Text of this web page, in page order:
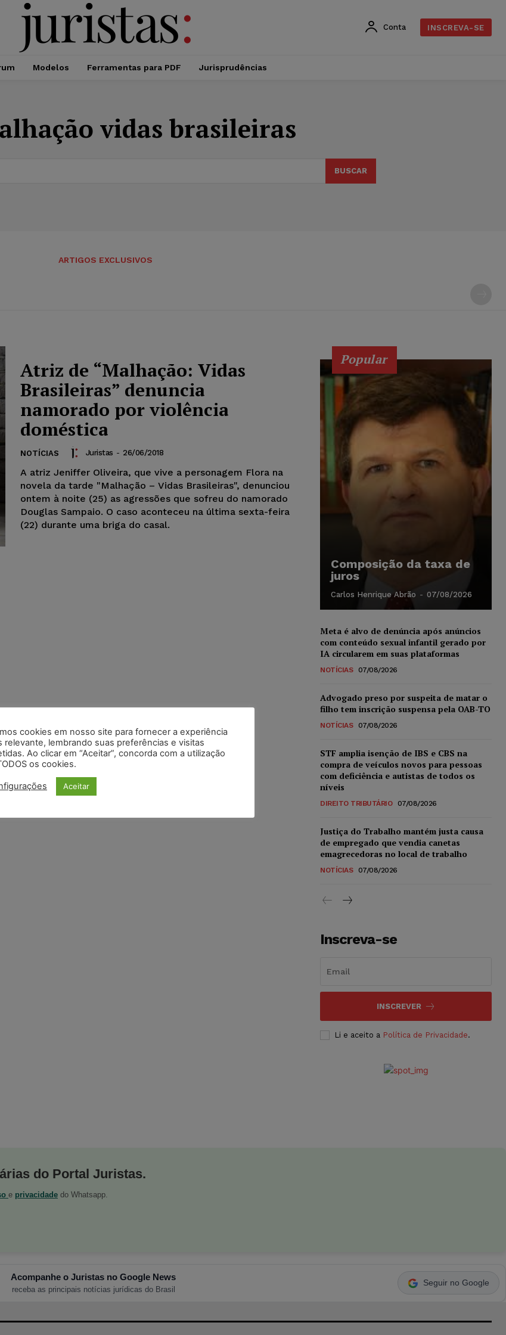
Conta INSCREVA-SE
Modelos Ferramentas para PDF Jurisprudências
vidas brasileiras
BUSCAR
ARTIGOS EXCLUSIVOS
Atriz de “Malhação: Vidas
Brasileiras” denuncia
namorado por violência
doméstica
NOTÍCIAS Juristas - 26/06/2018
A atriz Jeniffer Oliveira, que vive a personagem Flora na
novela da tarde "Malhação – Vidas Brasileiras", denunciou
ontem à noite (25) as agressões que sofreu do namorado
Douglas Sampaio. O caso aconteceu na última sexta-feira
(22) durante uma briga do casal.
Popular
Composição da taxa de
juros
Carlos Henrique Abrão - 07/08/2026
Meta é alvo de denúncia após anúncios
com conteúdo sexual infantil gerado por
IA circularem em suas plataformas
NOTÍCIAS 07/08/2026
Advogado preso por suspeita de matar o
filho tem inscrição suspensa pela OAB-TO
NOTÍCIAS 07/08/2026
STF amplia isenção de IBS e CBS na
compra de veículos novos para pessoas
com deficiência e autistas de todos os
níveis
DIREITO TRIBUTÁRIO 07/08/2026
Justiça do Trabalho mantém justa causa
de empregado que vendia canetas
emagrecedoras no local de trabalho
NOTÍCIAS 07/08/2026
Inscreva-se
INSCREVER
Li e aceito a Política de Privacidade.
do Portal Juristas.
e privacidade do Whatsapp.
Acompanhe o Juristas no Google News
receba as principais notícias jurídicas do Brasil
Seguir no Google
cookies em nosso site para fornecer a experiência
relevante, lembrando suas preferências e visitas
Ao clicar em “Aceitar”, concorda com a utilização
os cookies.
Aceitar